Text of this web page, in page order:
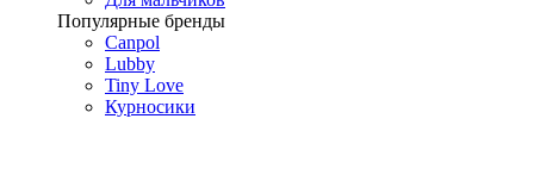
Популярные бренды
Canpol
Lubby
Tiny Love
Курносики